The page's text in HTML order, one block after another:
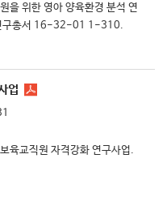
위한 영아 양육환경 분석 연
연구총서 16-32-01 1-310.
업
교직원 자격강화 연구사업.